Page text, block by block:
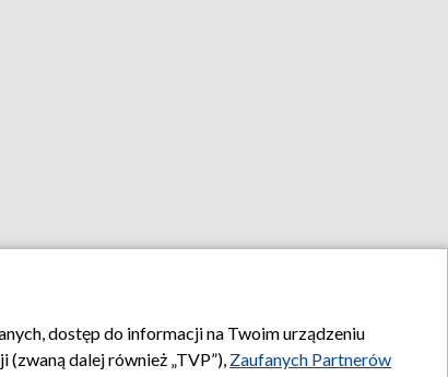
dostęp do informacji na Twoim urządzeniu
dalej również „TVP”), Zaufanych Partnerów